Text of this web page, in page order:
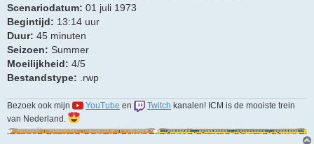
Scenariodatum: 01 juli 1973
Begintijd: 13:14 uur
Duur: 45 minuten
Seizoen: Summer
Moeilijkheid: 4/5
Bestandstype: .rwp
Bezoek ook mijn YouTube en Twitch kanalen! ICM is de mooiste trein
van Nederland.